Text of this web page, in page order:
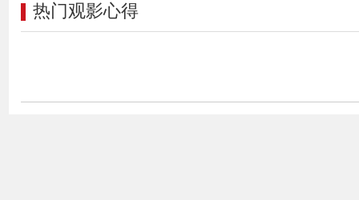
热门观影心得